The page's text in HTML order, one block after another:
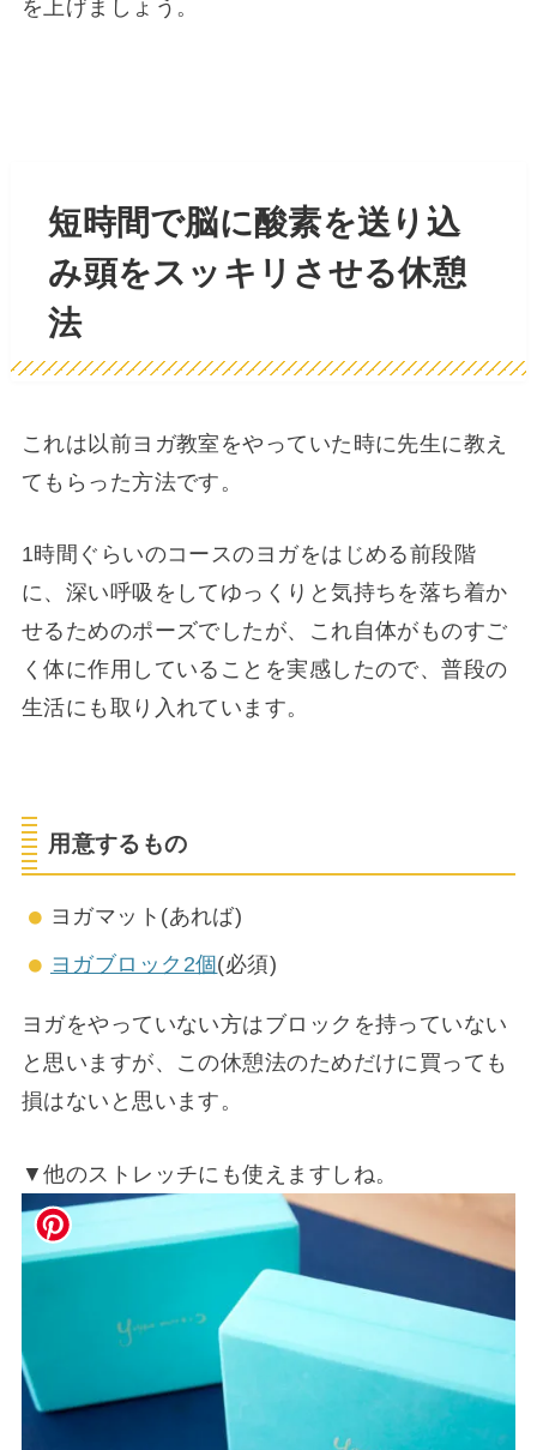
を上げましょう。
短時間で脳に酸素を送り込
み頭をスッキリさせる休憩
法
これは以前ヨガ教室をやっていた時に先生に教え
てもらった方法です。
1時間ぐらいのコースのヨガをはじめる前段階
に、深い呼吸をしてゆっくりと気持ちを落ち着か
せるためのポーズでしたが、これ自体がものすご
く体に作用していることを実感したので、普段の
生活にも取り入れています。
用意するもの
ヨガマット(あれば)
ヨガブロック2個(必須)
ヨガをやっていない方はブロックを持っていない
と思いますが、この休憩法のためだけに買っても
損はないと思います。
▼他のストレッチにも使えますしね。